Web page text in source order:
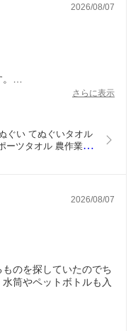
2026/08/07
さらに表示
ぐい てぬぐいタオル
ーツタオル 農作業 ア
2026/08/07
のを探していたのでち
筒やペットボトルも入